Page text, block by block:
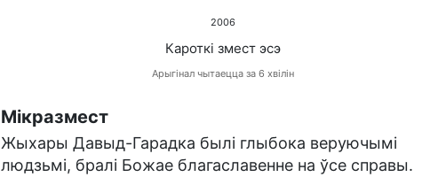
2006
Кароткі змест эсэ
Арыгінал чытаецца за 6 хвілін
Мікразмест
Жыхары Давыд-Гарадка былі глыбока веруючымі
людзьмі, бралі Божае благаславенне на ўсе справы.